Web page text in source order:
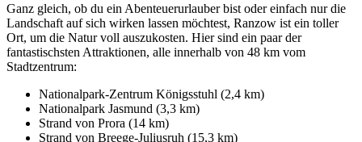
Ganz gleich, ob du ein Abenteuerurlauber bist oder einfach nur die
Landschaft auf sich wirken lassen möchtest, Ranzow ist ein toller
Ort, um die Natur voll auszukosten. Hier sind ein paar der
fantastischsten Attraktionen, alle innerhalb von 48 km vom
Stadtzentrum:
Nationalpark-Zentrum Königsstuhl (2,4 km)
Nationalpark Jasmund (3,3 km)
Strand von Prora (14 km)
Strand von Breege-Juliusruh (15,3 km)